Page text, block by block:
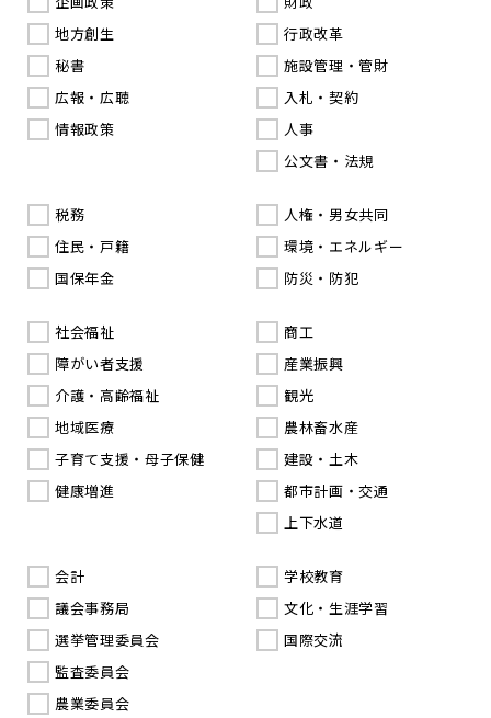
地方創生
秘書
広報・広聴
情報政策
行政改革
施設管理・管財
入札・契約
人事
公文書・法規
税務
住民・戸籍
国保年金
人権・男女共同
環境・エネルギー
防災・防犯
社会福祉
障がい者支援
介護・高齢福祉
地域医療
子育て支援・母子保健
健康増進
商工
産業振興
観光
農林畜水産
建設・土木
都市計画・交通
上下水道
会計
議会事務局
選挙管理委員会
監査委員会
農業委員会
学校教育
文化・生涯学習
国際交流